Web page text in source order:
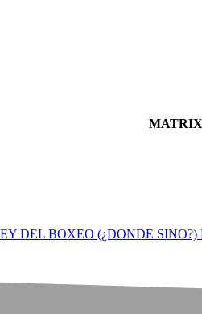
DEL BOXEO (¿DONDE SINO?)